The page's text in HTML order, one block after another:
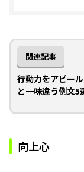
関連記事
行動力をアピー
と一味違う例文5
向上心